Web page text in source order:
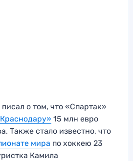
о том, что «Спартак»
15 млн евро
Также стало известно, что
мира по хоккею 23
Камила